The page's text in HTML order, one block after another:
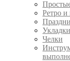
Ретро и
Укладки
Челки